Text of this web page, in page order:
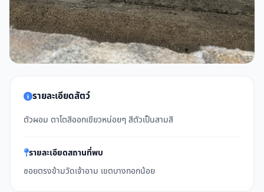
รายละเอียดสัตว์
ตัวผอม ตาโตสีออกเขียวหน่อยๆ สีตัวเป็นสามสี
รายละเอียดสถานที่พบ
ซอยตรงข้ามวัดเจ้าอาม เขตบางกอกน้อย